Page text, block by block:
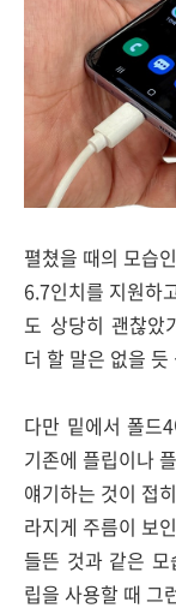
펼쳤을 때의 모습
6.7인치를 지원하
도 상당히 괜찮았
더 할 말은 없을 듯
다만 밑에서 폴드
기존에 플립이나
얘기하는 것이 접
라지게 주름이 보
들뜬 것과 같은
립을 사용할 때 그